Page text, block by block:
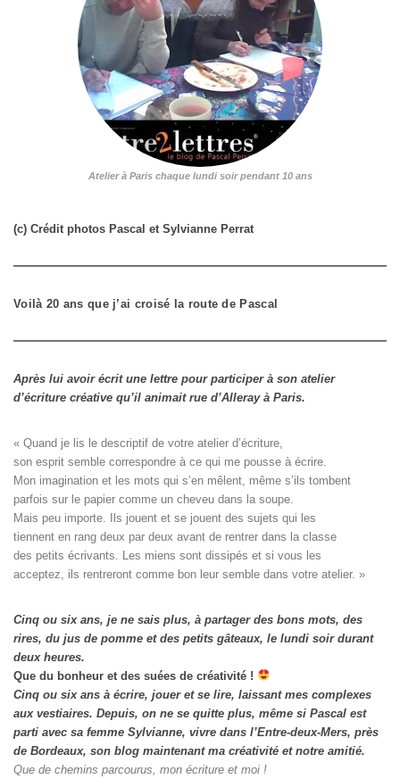
Atelier à Paris chaque lundi soir pendant 10 ans
(c) Crédit photos Pascal et Sylvianne Perrat
Voilà 20 ans que j’ai croisé la route de Pascal
Après lui avoir écrit une lettre pour participer à son atelier
d’écriture créative qu’il animait rue d’Alleray à Paris.
« Quand je lis le descriptif de votre atelier d’écriture,
son esprit semble correspondre à ce qui me pousse à écrire.
Mon imagination et les mots qui s’en mêlent, même s’ils tombent
parfois sur le papier comme un cheveu dans la soupe.
Mais peu importe. Ils jouent et se jouent des sujets qui les
tiennent en rang deux par deux avant de rentrer dans la classe
des petits écrivants. Les miens sont dissipés et si vous les
acceptez, ils rentreront comme bon leur semble dans votre atelier. »
Cinq ou six ans, je ne sais plus, à partager des bons mots, des
rires, du jus de pomme et des petits gâteaux, le lundi soir durant
deux heures.
Que du bonheur et des suées de créativité !
Cinq ou six ans à écrire, jouer et se lire, laissant mes complexes
aux vestiaires. Depuis, on ne se quitte plus, même si Pascal est
parti avec sa femme Sylvianne, vivre dans l’Entre-deux-Mers, près
de Bordeaux, son blog maintenant ma créativité et notre amitié.
Que de chemins parcourus, mon écriture et moi !